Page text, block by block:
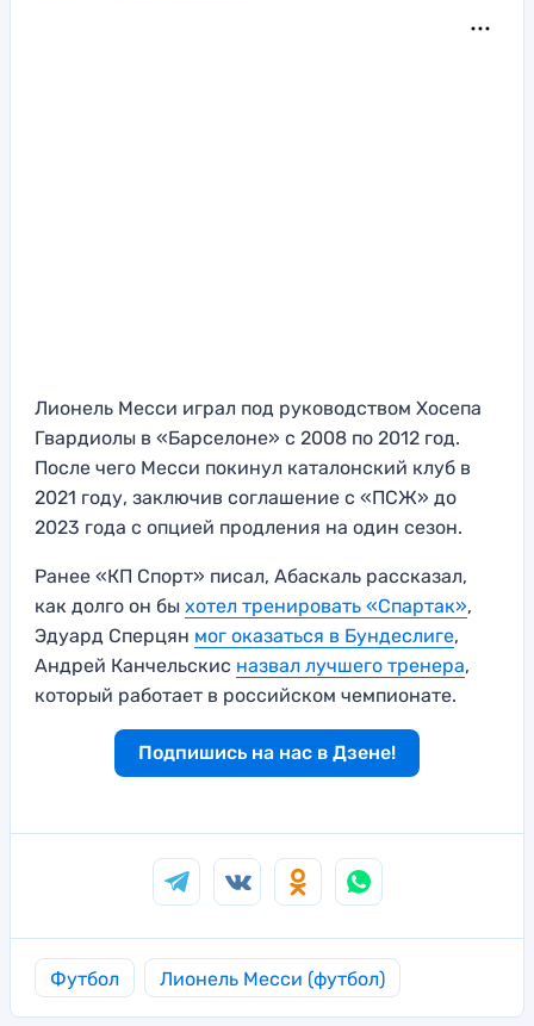
Лионель Месси играл под руководством Хосепа
Гвардиолы в «Барселоне» с 2008 по 2012 год.
После чего Месси покинул каталонский клуб в
2021 году, заключив соглашение с «ПСЖ» до
2023 года с опцией продления на один сезон.
Ранее «КП Спорт» писал, Абаскаль рассказал,
как долго он бы хотел тренировать «Спартак»,
Эдуард Сперцян мог оказаться в Бундеслиге,
Андрей Канчельскис назвал лучшего тренера,
который работает в российском чемпионате.
Подпишись на нас в Дзене!
Футбол Лионель Месси (футбол)